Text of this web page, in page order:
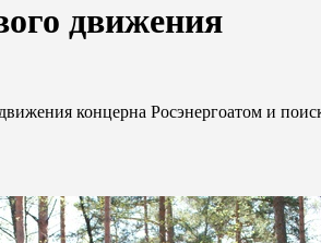
движения
концерна Росэнергоатом и